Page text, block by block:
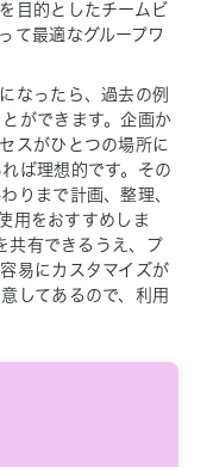
目的としたチームビ
て最適なグループワ
なったら、過去の例
ができます。企画か
スがひとつの場所に
ば理想的です。その
りまで計画、整理、
用をおすすめしま
共有できるうえ、プ
易にカスタマイズが
してあるので、利用